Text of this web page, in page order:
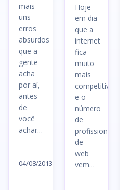
mais
uns
erros
absurdos
que a
gente
acha
por aí,
antes
de
você
achar…
04/08/2013
Hoje
em dia
que a
internet
fica
muito
mais
competitiva
e o
número
de
profissionais
de
web
vem…